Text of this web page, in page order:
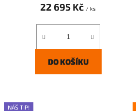
22 695 Kč / ks
DO KOŠÍKU
NÁŠ TIP!